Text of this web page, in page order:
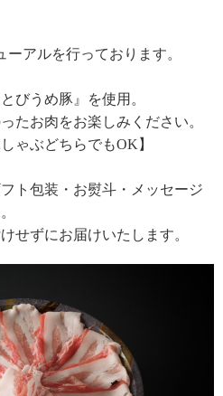
アルを行っております。
びうめ豚』を使用。
たお肉をお楽しみください。
ゃぶどちらでもOK】
ト包装・お熨斗・メッセージ
せずにお届けいたします。